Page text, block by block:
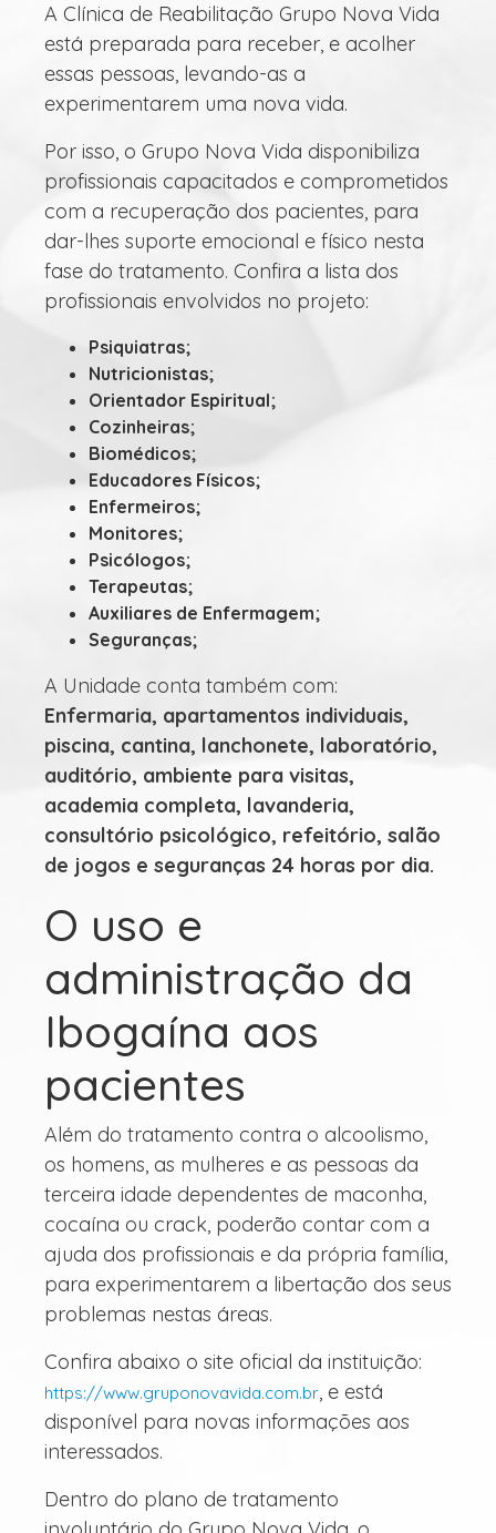
A Clínica de Reabilitação Grupo Nova Vida
está preparada para receber, e acolher
essas pessoas, levando-as a
experimentarem uma nova vida.
Por isso, o Grupo Nova Vida disponibiliza
profissionais capacitados e comprometidos
com a recuperação dos pacientes, para
dar-lhes suporte emocional e físico nesta
fase do tratamento. Confira a lista dos
profissionais envolvidos no projeto:
Psiquiatras;
Nutricionistas;
Orientador Espiritual;
Cozinheiras;
Biomédicos;
Educadores Físicos;
Enfermeiros;
Monitores;
Psicólogos;
Terapeutas;
Auxiliares de Enfermagem;
Seguranças;
A Unidade conta também com:
Enfermaria, apartamentos individuais,
piscina, cantina, lanchonete, laboratório,
auditório, ambiente para visitas,
academia completa, lavanderia,
consultório psicológico, refeitório, salão
de jogos e seguranças 24 horas por dia.
O uso e
administração da
Ibogaína aos
pacientes
Além do tratamento contra o alcoolismo,
os homens, as mulheres e as pessoas da
terceira idade dependentes de maconha,
cocaína ou crack, poderão contar com a
ajuda dos profissionais e da própria família,
para experimentarem a libertação dos seus
problemas nestas áreas.
Confira abaixo o site oficial da instituição:
https://www.gruponovavida.com.br, e está
disponível para novas informações aos
interessados.
Dentro do plano de tratamento